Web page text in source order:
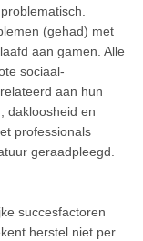
(gehad) met
aan gamen. Alle
sociaal-
aan hun
dakloosheid en
professionals
geraadpleegd.
succesfactoren
herstel niet per